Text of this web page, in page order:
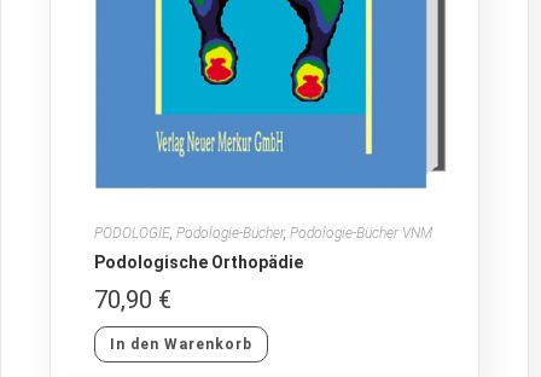
PODOLOGIE,Podologie-Bücher,Podologie-Bücher VNM
Podologische Orthopädie
70,90 €
In den Warenkorb